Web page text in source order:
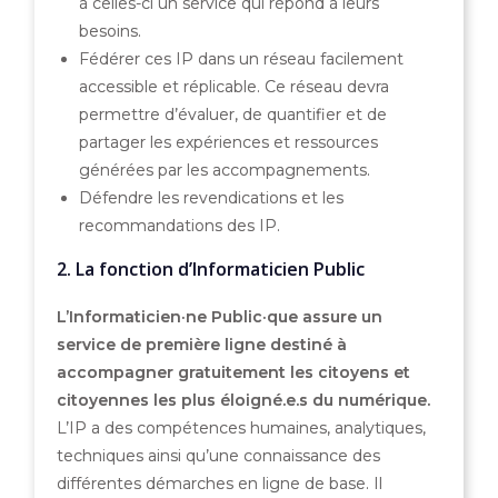
besoins.
Fédérer ces IP dans un réseau facilement
accessible et réplicable. Ce réseau devra
permettre d’évaluer, de quantifier et de
partager les expériences et ressources
générées par les accompagnements.
Défendre les revendications et les
recommandations des IP.
2. La fonction d’Informaticien Public
L’Informaticien·ne Public·que assure un
service de première ligne destiné à
accompagner gratuitement les citoyens et
citoyennes les plus éloigné.e.s du numérique.
L’IP a des compétences humaines, analytiques,
techniques ainsi qu’une connaissance des
différentes démarches en ligne de base. Il